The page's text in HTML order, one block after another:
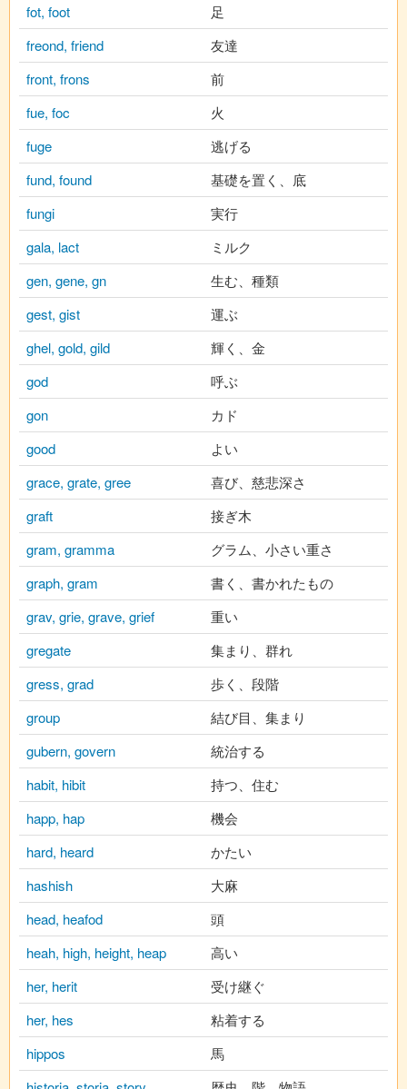
fot, foot
足
freond, friend
友達
front, frons
前
fue, foc
火
fuge
逃げる
fund, found
基礎を置く、底
fungi
実行
gala, lact
ミルク
gen, gene, gn
生む、種類
gest, gist
運ぶ
ghel, gold, gild
輝く、金
god
呼ぶ
gon
カド
good
よい
grace, grate, gree
喜び、慈悲深さ
graft
接ぎ木
gram, gramma
グラム、小さい重さ
graph, gram
書く、書かれたもの
grav, grie, grave, grief
重い
gregate
集まり、群れ
gress, grad
歩く、段階
group
結び目、集まり
gubern, govern
統治する
habit, hibit
持つ、住む
happ, hap
機会
hard, heard
かたい
hashish
大麻
head, heafod
頭
heah, high, height, heap
高い
her, herit
受け継ぐ
her, hes
粘着する
hippos
馬